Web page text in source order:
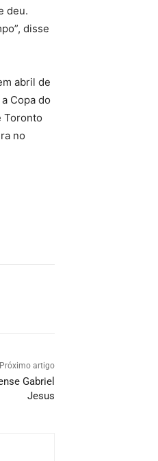
deu.
disse
abril de
Copa do
Toronto
no
Próximo artigo
Gabriel
Jesus